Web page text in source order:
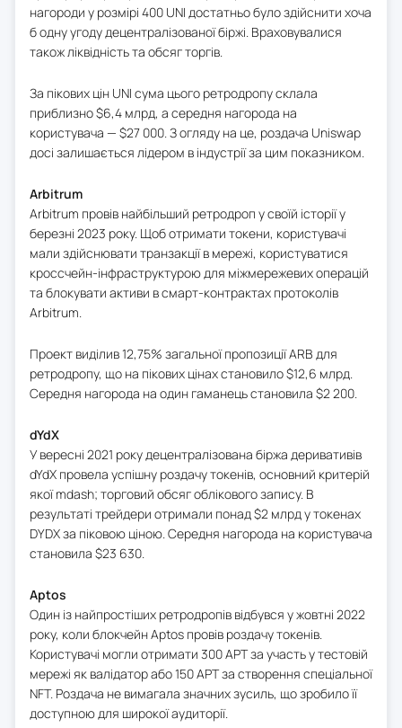
нагороди у розмірі 400 UNI достатньо було здійснити хоча
б одну угоду децентралізованої біржі. Враховувалися
також ліквідність та обсяг торгів.
За пікових цін UNI сума цього ретродропу склала
приблизно $6,4 млрд, а середня нагорода на
користувача — $27 000. З огляду на це, роздача Uniswap
досі залишається лідером в індустрії за цим показником.
Arbitrum
Arbitrum провів найбільший ретродроп у своїй історії у
березні 2023 року. Щоб отримати токени, користувачі
мали здійснювати транзакції в мережі, користуватися
кроссчейн-інфраструктурою для міжмережевих операцій
та блокувати активи в смарт-контрактах протоколів
Arbitrum.
Проект виділив 12,75% загальної пропозиції ARB для
ретродропу, що на пікових цінах становило $12,6 млрд.
Середня нагорода на один гаманець становила $2 200.
dYdX
У вересні 2021 року децентралізована біржа деривативів
dYdX провела успішну роздачу токенів, основний критерій
якої mdash; торговий обсяг облікового запису. В
результаті трейдери отримали понад $2 млрд у токенах
DYDX за піковою ціною. Середня нагорода на користувача
становила $23 630.
Aptos
Один із найпростіших ретродропів відбувся у жовтні 2022
року, коли блокчейн Aptos провів роздачу токенів.
Користувачі могли отримати 300 APT за участь у тестовій
мережі як валідатор або 150 APT за створення спеціальної
NFT. Роздача не вимагала значних зусиль, що зробило її
доступною для широкої аудиторії.